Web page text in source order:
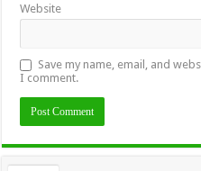
Website
Save my name, email, and
I comment.